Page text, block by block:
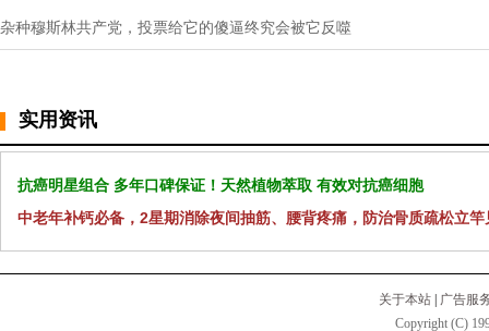
杂种穆斯林共产党，投票给它的傻逼终究会被它反噬
实用资讯
抗癌明星组合 多年口碑保证！天然植物萃取 有效对抗癌细胞
中老年补钙必备，2星期消除夜间抽筋、腰背疼痛，防治骨质疏松立竿
关于本站
广告服
Copyright (C)